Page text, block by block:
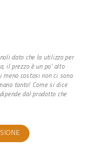
dato che la utilizzo per
il prezzo è un po’ alto
costosi non ci sono
tanto! Come si dice
dal prodotto che